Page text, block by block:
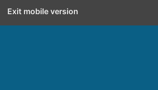
Exit mobile version